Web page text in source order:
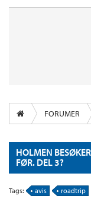
FORUMER
HOLMEN
FØR. DEL 3?
Tags: avis roadtrip